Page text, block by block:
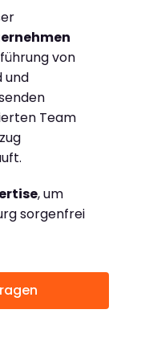
von
und
Team
, um
sorgenfrei